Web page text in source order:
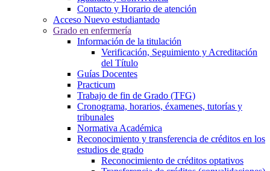
Contacto y Horario de atención
Acceso Nuevo estudiantado
Grado en enfermería
Información de la titulación
Verificación, Seguimiento y Acreditación
del Título
Guías Docentes
Practicum
Trabajo de fin de Grado (TFG)
Cronograma, horarios, éxamenes, tutorías y
tribunales
Normativa Académica
Reconocimiento y transferencia de créditos en los
estudios de grado
Reconocimiento de créditos optativos